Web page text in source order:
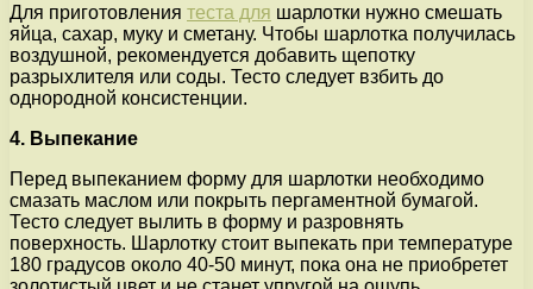
Для приготовления теста для шарлотки нужно смешать
яйца, сахар, муку и сметану. Чтобы шарлотка получилась
воздушной, рекомендуется добавить щепотку
разрыхлителя или соды. Тесто следует взбить до
однородной консистенции.
4. Выпекание
Перед выпеканием форму для шарлотки необходимо
смазать маслом или покрыть пергаментной бумагой.
Тесто следует вылить в форму и разровнять
поверхность. Шарлотку стоит выпекать при температуре
180 градусов около 40-50 минут, пока она не приобретет